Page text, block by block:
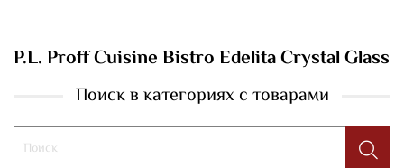
P.L. Proff Cuisine Bistro Edelita Crystal Glass
Поиск в категориях с товарами